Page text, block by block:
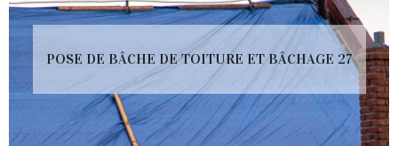
POSE DE BÂCHE DE TOITURE ET BÂCHAGE 27